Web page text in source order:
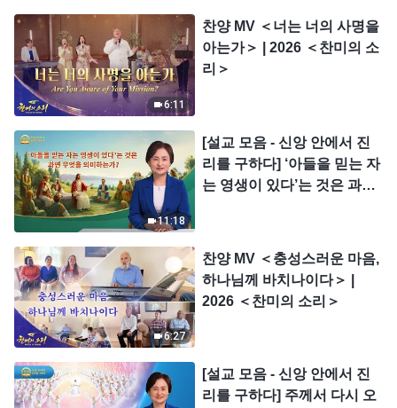
6:11
찬양 MV ＜너는 너의 사명을
아는가＞ | 2026 ＜찬미의 소
리＞
11:18
[설교 모음 - 신앙 안에서 진
리를 구하다] ‘아들을 믿는 자
는 영생이 있다’는 것은 과연
6:27
찬양 MV ＜충성스러운 마음,
하나님께 바치나이다＞ |
2026 ＜찬미의 소리＞
[설교 모음 - 신앙 안에서 진
리를 구하다] 주께서 다시 오